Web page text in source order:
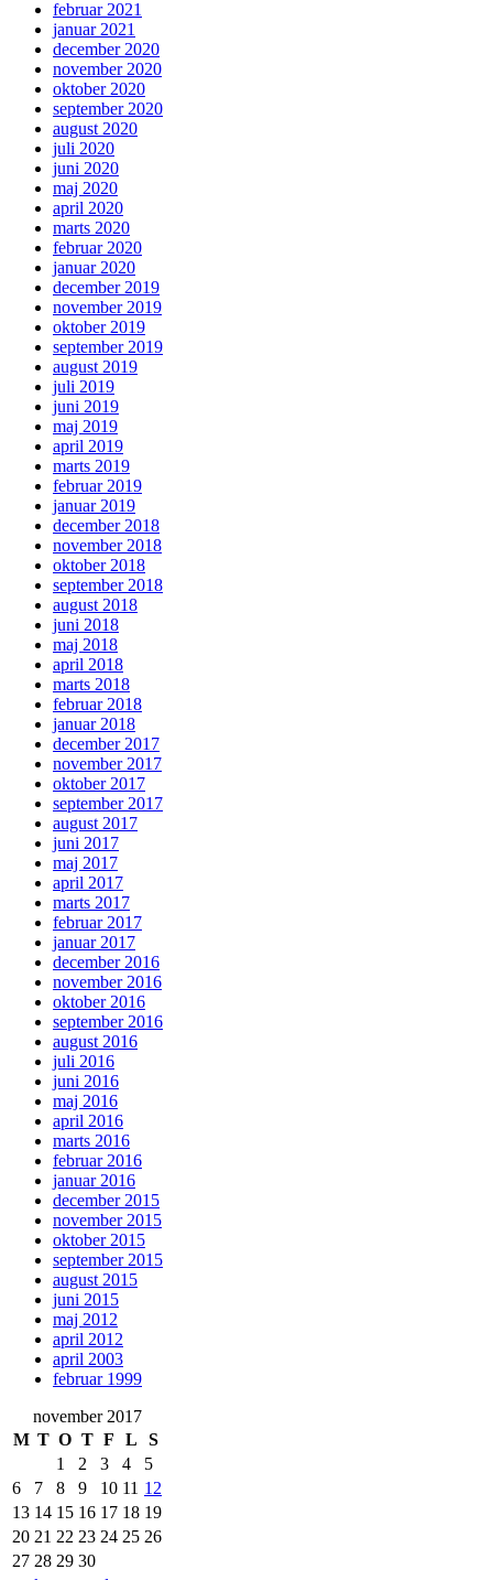
februar 2021
januar 2021
december 2020
november 2020
oktober 2020
september 2020
august 2020
juli 2020
juni 2020
maj 2020
april 2020
marts 2020
februar 2020
januar 2020
december 2019
november 2019
oktober 2019
september 2019
august 2019
juli 2019
juni 2019
maj 2019
april 2019
marts 2019
februar 2019
januar 2019
december 2018
november 2018
oktober 2018
september 2018
august 2018
juni 2018
maj 2018
april 2018
marts 2018
februar 2018
januar 2018
december 2017
november 2017
oktober 2017
september 2017
august 2017
juni 2017
maj 2017
april 2017
marts 2017
februar 2017
januar 2017
december 2016
november 2016
oktober 2016
september 2016
august 2016
juli 2016
juni 2016
maj 2016
april 2016
marts 2016
februar 2016
januar 2016
december 2015
november 2015
oktober 2015
september 2015
august 2015
juni 2015
maj 2012
april 2012
april 2003
februar 1999
november 2017
M T O T F L S
1 2 3 4
5
6
7 8 9 10 11 12
13 14 15 16 17 18 19
20 21 22 23 24 25 26
27 28 29 30